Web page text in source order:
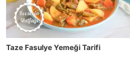
Taze Fasulye Yemeği Tarifi